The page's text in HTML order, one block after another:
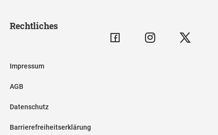
Rechtliches
Impressum
AGB
Datenschutz
Barrierefreiheitserklärung